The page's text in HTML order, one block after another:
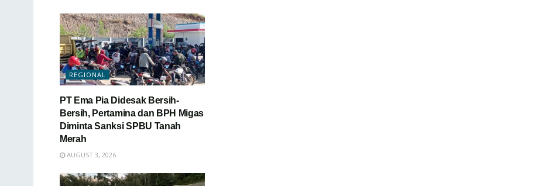
REGIONAL
PT Ema Pia Didesak Bersih-
Bersih, Pertamina dan BPH Migas
Diminta Sanksi SPBU Tanah
Merah
AUGUST 3, 2026